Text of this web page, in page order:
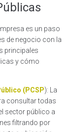
es un paso
de negocio con la
principales
y cómo
(PCSP): La
consultar todas
sector público a
filtrando por